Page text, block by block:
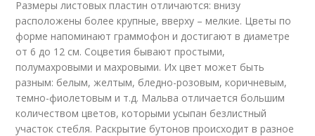
Размеры листовых пластин отличаются: внизу
расположены более крупные, вверху – мелкие. Цветы по
форме напоминают граммофон и достигают в диаметре
от 6 до 12 см. Соцветия бывают простыми,
полумахровыми и махровыми. Их цвет может быть
разным: белым, желтым, бледно-розовым, коричневым,
темно-фиолетовым и т.д. Мальва отличается большим
количеством цветов, которыми усыпан безлистный
участок стебля. Раскрытие бутонов происходит в разное